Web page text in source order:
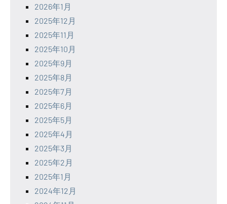
2026年1月
2025年12月
2025年11月
2025年10月
2025年9月
2025年8月
2025年7月
2025年6月
2025年5月
2025年4月
2025年3月
2025年2月
2025年1月
2024年12月